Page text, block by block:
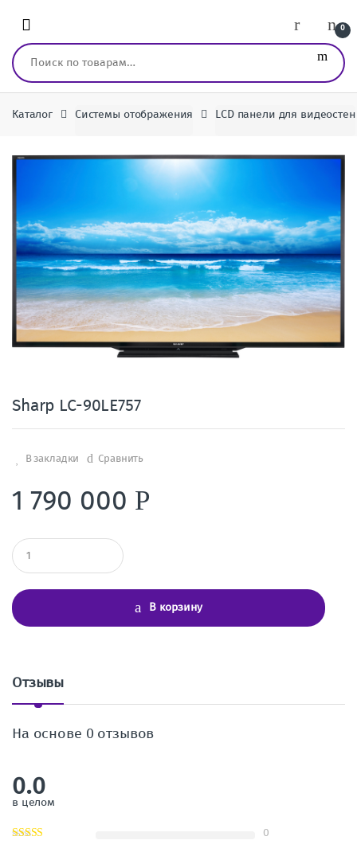
0
Искать:
Каталог Системы отображения LCD панели для видеостен
Sharp LC-90LE757
В закладки Сравнить
1 790 000 Р
К
о
ч
е
В корзину
Отзывы
На основе 0 отзывов
0.0
в целом
0